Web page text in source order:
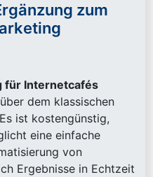
zum
für Internetcafés
dem klassischen
ist kostengünstig,
eine einfache
von
Ergebnisse in Echtzeit